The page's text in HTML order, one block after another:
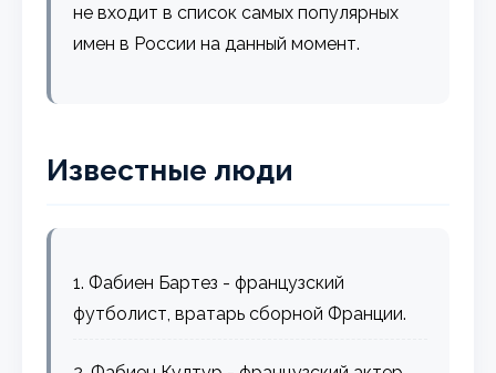
не входит в список самых популярных
имен в России на данный момент.
Известные люди
1. Фабиен Бартез - французский
футболист, вратарь сборной Франции.